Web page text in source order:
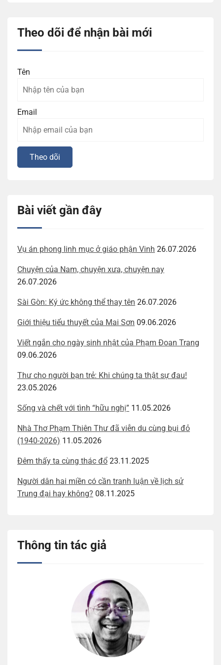
Theo dõi để nhận bài mới
Tên
Email
Bài viết gần đây
Vụ án phong linh mục ở giáo phận Vinh 26.07.2026
Chuyện của Nam, chuyện xưa, chuyện nay
26.07.2026
Sài Gòn: Ký ức không thể thay tên 26.07.2026
Giới thiệu tiểu thuyết của Mai Sơn 09.06.2026
Viết ngắn cho ngày sinh nhật của Phạm Đoan Trang
09.06.2026
Thư cho người bạn trẻ: Khi chúng ta thật sự đau!
23.05.2026
Sống và chết với tình “hữu nghị” 11.05.2026
Nhà Thơ Phạm Thiên Thư đã viễn du cùng bụi đỏ
(1940-2026) 11.05.2026
Đêm thấy ta cùng thác đổ 23.11.2025
Người dân hai miền có cần tranh luận về lịch sử
Trung đại hay không? 08.11.2025
Thông tin tác giả